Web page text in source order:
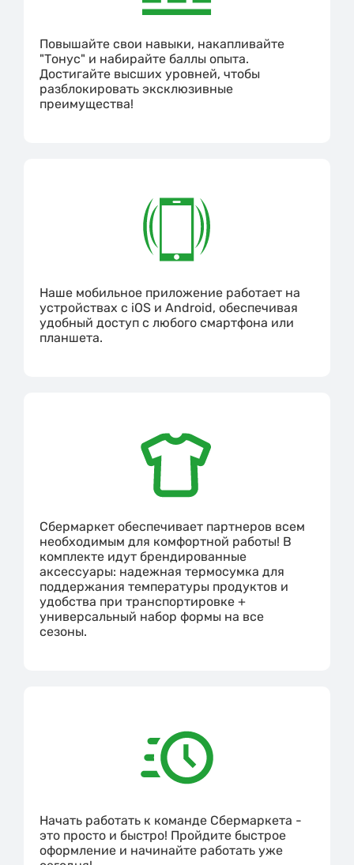
Повышайте свои навыки, накапливайте
"Тонус" и набирайте баллы опыта.
Достигайте высших уровней, чтобы
разблокировать эксклюзивные
преимущества!
Наше мобильное приложение работает на
устройствах с iOS и Android, обеспечивая
удобный доступ с любого смартфона или
планшета.
Сбермаркет обеспечивает партнеров всем
необходимым для комфортной работы! В
комплекте идут брендированные
аксессуары: надежная термосумка для
поддержания температуры продуктов и
удобства при транспортировке +
универсальный набор формы на все
сезоны.
Начать работать к команде Сбермаркета -
это просто и быстро! Пройдите быстрое
оформление и начинайте работать уже